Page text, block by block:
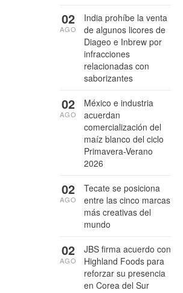
India prohíbe la venta
de algunos licores de
Diageo e Inbrew por
infracciones
relacionadas con
saborizantes
02
AGO
México e industria
acuerdan
comercialización del
maíz blanco del ciclo
Primavera-Verano
2026
02
AGO
Tecate se posiciona
entre las cinco marcas
más creativas del
mundo
02
AGO
JBS firma acuerdo con
Highland Foods para
reforzar su presencia
en Corea del Sur
02
AGO